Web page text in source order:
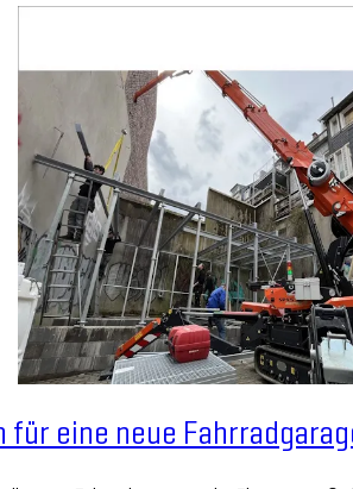
für eine neue